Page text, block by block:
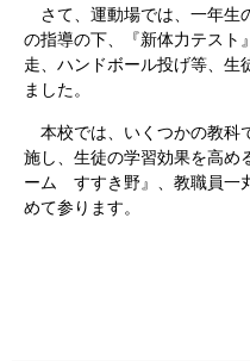
さて、運動場では、一年生
の指導の下、『新体力テスト
走、ハンドボール投げ等、生
ました。
本校では、いくつかの教科
施し、生徒の学習効果を高め
ーム すすき野』、教職員一
めて参ります。